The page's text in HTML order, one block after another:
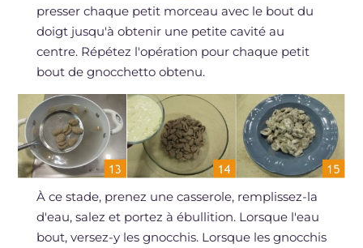
presser chaque petit morceau avec le bout du
doigt jusqu'à obtenir une petite cavité au
centre. Répétez l'opération pour chaque petit
bout de gnocchetto obtenu.
À ce stade, prenez une casserole, remplissez-la
d'eau, salez et portez à ébullition. Lorsque l'eau
bout, versez-y les gnocchis. Lorsque les gnocchis